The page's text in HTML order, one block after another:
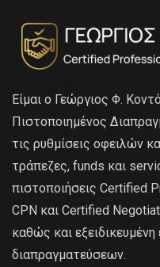
Είμαι ο Γεώργιος Φ.
Πιστοποιημένος
τις ρυθμίσεις οφειλών
τράπεζες, funds και
πιστοποιήσεις Certified
CPN και Certified
καθώς και
διαπραγματεύσεων.